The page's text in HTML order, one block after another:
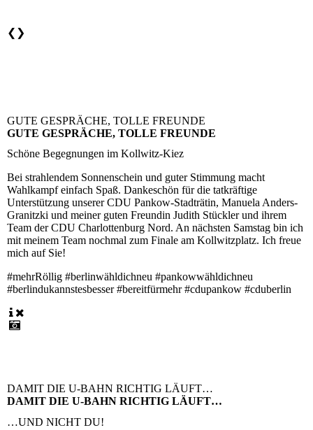
❮ ❯
GUTE GESPRÄCHE, TOLLE FREUNDE
GUTE GESPRÄCHE, TOLLE FREUNDE
Schöne Begegnungen im Kollwitz-Kiez
Bei strahlendem Sonnenschein und guter Stimmung macht
Wahlkampf einfach Spaß. Dankeschön für die tatkräftige
Unterstützung unserer CDU Pankow-Stadträtin, Manuela Anders-
Granitzki und meiner guten Freundin Judith Stückler und ihrem
Team der CDU Charlottenburg Nord. An nächsten Samstag bin ich
mit meinem Team nochmal zum Finale am Kollwitzplatz. Ich freue
mich auf Sie!
#mehrRöllig #berlinwähldichneu #pankowwähldichneu
#berlindukannstesbesser #bereitfürmehr #cdupankow #cduberlin
DAMIT DIE U-BAHN RICHTIG LÄUFT…
DAMIT DIE U-BAHN RICHTIG LÄUFT…
…UND NICHT DU!